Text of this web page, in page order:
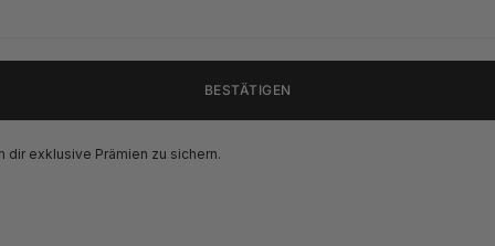
BESTÄTIGEN
dir exklusive Prämien zu sichern.